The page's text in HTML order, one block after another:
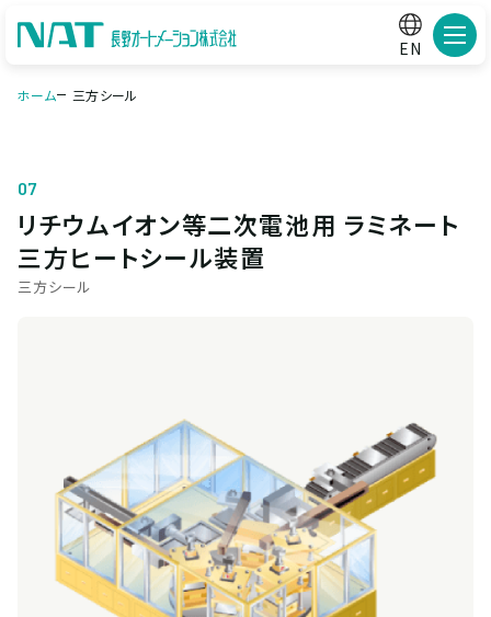
EN メニ
ホーム 三方シール
07
リチウムイオン等二次電池用 ラミネート
三方ヒートシール装置
三方シール